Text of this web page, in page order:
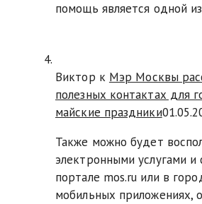
помощь является одной
Виктор к Мэр Москвы
полезных контактах для
майские праздники
Также можно будет
электронными услугами и
портале mos.ru или в
мобильных приложениях,